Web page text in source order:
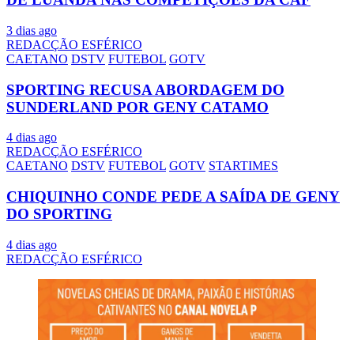
3 dias ago
REDACÇÃO ESFÉRICO
CAETANO DSTV FUTEBOL GOTV
SPORTING RECUSA ABORDAGEM DO
SUNDERLAND POR GENY CATAMO
4 dias ago
REDACÇÃO ESFÉRICO
CAETANO DSTV FUTEBOL GOTV STARTIMES
CHIQUINHO CONDE PEDE A SAÍDA DE GENY
DO SPORTING
4 dias ago
REDACÇÃO ESFÉRICO